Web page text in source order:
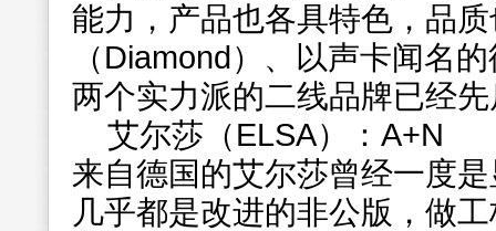
能力，产品也各具特色，品
（Diamond）、以声卡闻名
两个实力派的二线品牌已经
艾尔莎（ELSA）：A+N
来自德国的艾尔莎曾经一度
几乎都是改进的非公版，做